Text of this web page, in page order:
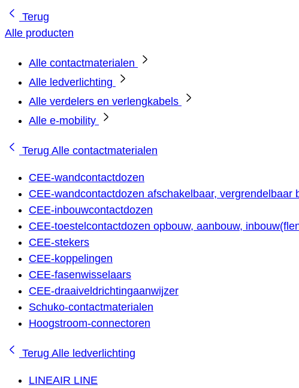
Terug
Alle producten
Alle contactmaterialen
Alle ledverlichting
Alle verdelers en verlengkabels
Alle e-mobility
Terug Alle contactmaterialen
CEE-wandcontactdozen
CEE-wandcontactdozen afschakelbaar, vergrendelbaar
CEE-inbouwcontactdozen
CEE-toestelcontactdozen opbouw, aanbouw,
CEE-stekers
CEE-koppelingen
CEE-fasenwisselaars
CEE-draaiveldrichtingaanwijzer
Schuko-contactmaterialen
Hoogstroom-connectoren
Terug Alle ledverlichting
LINEAIR LINE